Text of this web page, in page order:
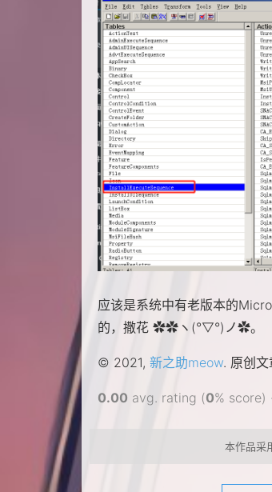
应该是系统中有老版本的
的，撒花 ✿✿ヽ(°▽°)ノ✿。
© 2021, 新之助meow. 原创
0.00 avg. rating (0% score)
本作品采